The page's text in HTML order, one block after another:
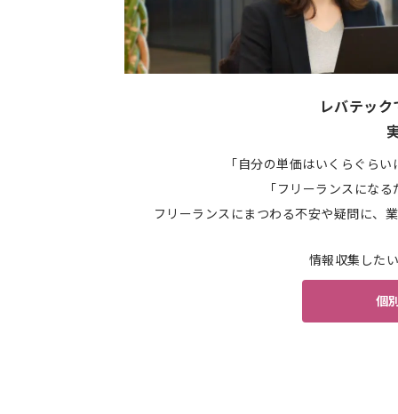
レバテッ
「自分の単価はいくらぐら
「フリーランスにな
フリーランスにまつわる不安や疑問に、
情報収集した
個